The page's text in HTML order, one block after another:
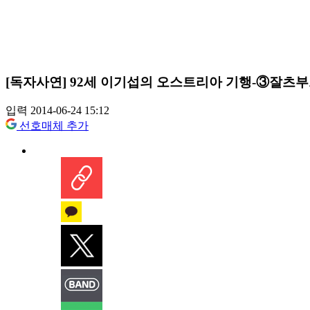
[독자사연] 92세 이기섭의 오스트리아 기행-③잘츠
입력 2014-06-24 15:12
선호매체 추가